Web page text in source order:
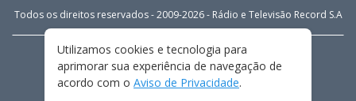
Todos os direitos reservados - 2009-2026- Rádio e Televisão Record S.A
FALE CONOSCO
PRIVACIDADE
TERMOS E CONDIÇÕES DE USO
Utilizamos cookies e tecnologia para
aprimorar sua experiência de navegação de
acordo com o Aviso de Privacidade.